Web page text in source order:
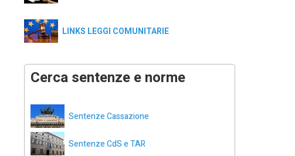
LINKS LEGGI COMUNITARIE
Cerca sentenze e norme
Sentenze Cassazione
Sentenze CdS e TAR